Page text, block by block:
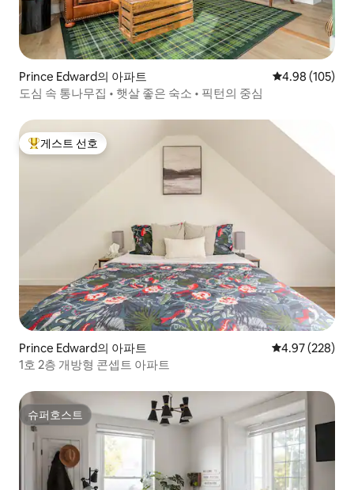
Prince Edward의 아파트 평점 4.98점(5
4.98 (105)
도심 속 통나무집 • 햇살 좋은 숙소 • 픽턴의 중심
상위 게스트 선호
게스트 선호
Prince Edward의 아파트 평점 4.97점(5
4.97 (228)
1호 2층 개방형 콘셉트 아파트
슈퍼호스트
슈퍼호스트